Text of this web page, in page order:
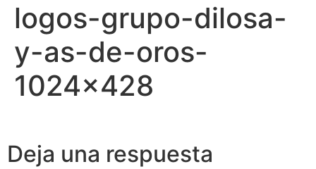
logos-grupo-dilosa-
y-as-de-oros-
1024×428
Deja una respuesta